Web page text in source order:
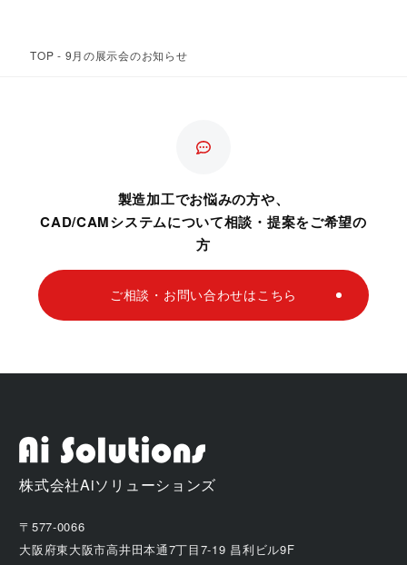
TOP - 9月の展示会のお知らせ
製造加工でお悩みの方や、
CAD/CAMシステムについて相談・提案をご希望の
方
ご相談・お問い合わせはこちら
株式会社Aiソリューションズ
〒577-0066
大阪府東大阪市高井田本通7丁目7-19 昌利ビル9F